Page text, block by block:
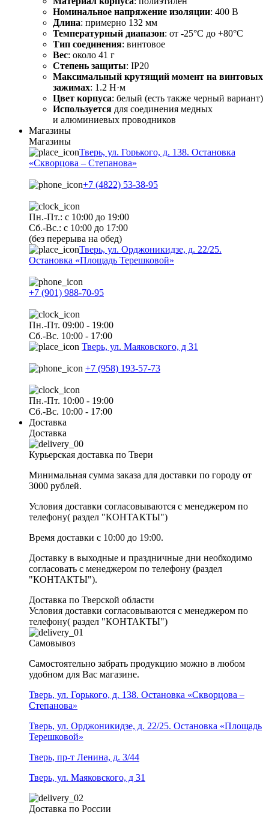
Номинальное напряжение изоляции: 400 В
Длина: примерно 132 мм
Температурный диапазон: от -25°C до +80°C
Тип соединения: винтовое
Вес: около 41 г
Степень защиты: IP20
Максимальный крутящий момент на винтовых
зажимах: 1.2 Н·м
Цвет корпуса: белый (есть также черный вариант)
Используется для соединения медных
и алюминиевых проводников
Магазины
Магазины
Тверь, ул. Горького, д. 138. Остановка
«Скворцова – Степанова»
+7 (4822) 53-38-95
Пн.-Пт.: с 10:00 до 19:00
Сб.-Вс.: с 10:00 до 17:00
(без перерыва на обед)
Тверь, ул. Орджоникидзе, д. 22/25.
Остановка «Площадь Терешковой»
+7 (901) 988-70-95
Пн.-Пт. 09:00 - 19:00
Сб.-Вс. 10:00 - 17:00
Тверь, ул. Маяковского, д 31
+7 (958) 193-57-73
Пн.-Пт. 10:00 - 19:00
Сб.-Вс. 10:00 - 17:00
Доставка
Доставка
Курьерская доставка по Твери
Минимальная сумма заказа для доставки по городу от
3000 рублей.
Условия доставки согласовываются с менеджером по
телефону( раздел "КОНТАКТЫ")
Время доставки с 10:00 до 19:00.
Доставку в выходные и праздничные дни необходимо
согласовать с менеджером по телефону (раздел
"КОНТАКТЫ").
Доставка по Тверской области
Условия доставки согласовываются с менеджером по
телефону( раздел "КОНТАКТЫ")
Самовывоз
Самостоятельно забрать продукцию можно в любом
удобном для Вас магазине.
Тверь, ул. Горького, д. 138. Остановка «Скворцова –
Степанова»
Тверь, ул. Орджоникидзе, д. 22/25. Остановка «Площадь
Терешковой»
Тверь, пр-т Ленина, д. 3/44
Тверь, ул. Маяковского, д 31
Доставка по России